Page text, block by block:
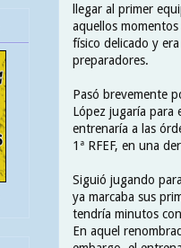
llegar al primer
aquellos
físico delicado y
preparadores.
Pasó brevemente
López jugaría para
entrenaría a las
1ª RFEF, en una
Siguió jugando
ya marcaba sus
tendría minutos
En aquel